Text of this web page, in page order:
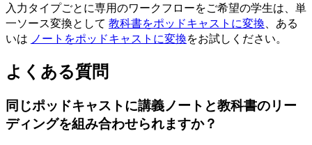
入力タイプごとに専用のワークフローをご希望の学生は、単
一ソース変換として 教科書をポッドキャストに変換、ある
いは ノートをポッドキャストに変換をお試しください。
よくある質問
同じポッドキャストに講義ノートと教科書のリー
ディングを組み合わせられますか？